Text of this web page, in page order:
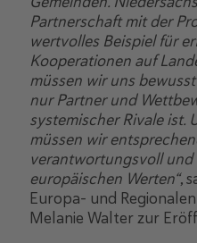
Partnerschaft mit der
wertvolles Beispiel für
Kooperationen auf
müssen wir uns
nur Partner und
systemischer Rivale ist.
müssen wir
verantwortungsvoll
europäischen Werten“,
Europa- und
Melanie Walter zur